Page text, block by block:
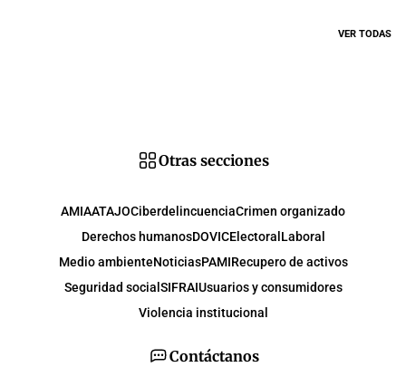
VER TODAS
Contáctanos
Otras secciones
AMIAATAJOCiberdelincuenciaCrimen organizado
Derechos humanosDOVICElectoralLaboral
Medio ambienteNoticiasPAMIRecupero de activos
Seguridad socialSIFRAIUsuarios y consumidores
Violencia institucional